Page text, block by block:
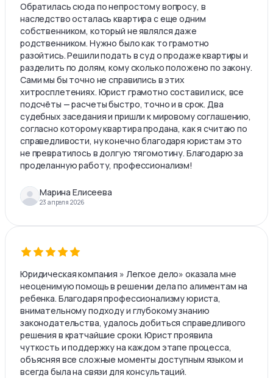
Обратилась сюда по непростому вопросу, в
наследство осталась квартира с еще одним
собственником, который не являлся даже
родственником. Нужно было как то грамотно
разойтись. Решили подать в суд о продаже квартиры и
разделить по долям, кому сколько положено по закону.
Сами мы бы точно не справились в этих
хитросплетениях. Юрист грамотно составил иск, все
подсчёты — расчеты быстро, точно и в срок. Два
судебных заседания и пришли к мировому соглашению,
согласно которому квартира продана, как я считаю по
справедливости, ну конечно благодаря юристам это
не превратилось в долгую тягомотину. Благодарю за
проделанную работу, профессионализм!
Марина Елисеева
23 апреля 2026
Юридическая компания » Легкое дело» оказала мне
неоценимую помощь в решении дела по алиментам на
ребенка. Благодаря профессионализму юриста,
внимательному подходу и глубокому знанию
законодательства, удалось добиться справедливого
решения в кратчайшие сроки. Юрист проявила
чуткость и поддержку на каждом этапе процесса,
объясняя все сложные моменты доступным языком и
всегда была на связи для консультаций.